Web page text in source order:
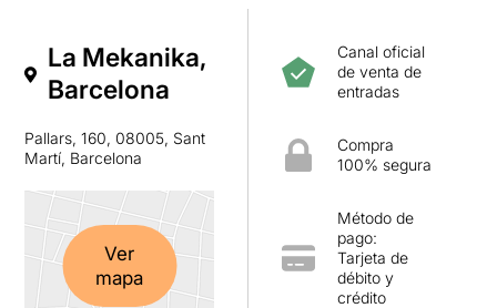
La Mekanika,
Barcelona
Pallars, 160, 08005, Sant
Martí, Barcelona
Ver
mapa
Canal oficial
de venta de
entradas
Compra
100% segura
Método de
pago:
Tarjeta de
débito y
crédito